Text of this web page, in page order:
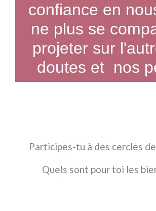
confiance en
ne plus se
projeter sur
doutes et nos
Participes-tu à des cercles
Quels sont pour toi les